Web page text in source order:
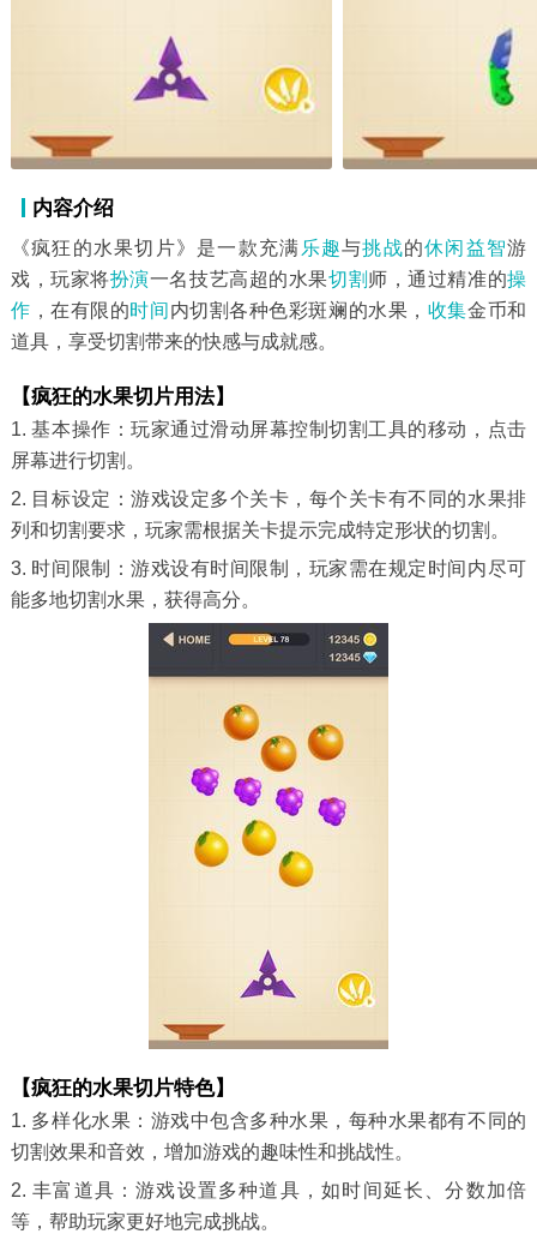
内容介绍
《疯狂的水果切片》是一款充满 乐趣与挑战的休闲益智游
戏，玩家将扮演一名技艺高超的水果切割 师，通过精准的操
作 ，在有限的时间 内切割各种色彩斑斓的水果， 收集金币和
道具，享受切割带来的快感与成就感。
【疯狂的水果切片用法】
1. 基本操作：玩家通过滑动屏幕控制切割工具的移动，点击
屏幕进行切割。
2. 目标设定：游戏设定多个关卡，每个关卡有不同的水果排
列和切割要求，玩家需根据关卡提示完成特定形状的切割。
3. 时间限制：游戏设有时间限制，玩家需在规定时间内尽可
能多地切割水果，获得高分。
【疯狂的水果切片特色】
1. 多样化水果：游戏中包含多种水果，每种水果都有不同的
切割效果和音效，增加游戏的趣味性和挑战性。
2. 丰富道具：游戏设置多种道具，如时间延长、分数加倍
等，帮助玩家更好地完成挑战。